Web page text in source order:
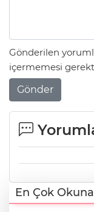
Gönderilen
içermemesi
Gönder
En Çok